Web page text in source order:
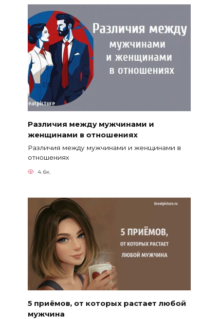
Различия между мужчинами и
женщинами в отношениях
Различия между мужчинами и женщинами в
отношениях
4.6к.
5 приёмов, от которых растает любой
мужчина